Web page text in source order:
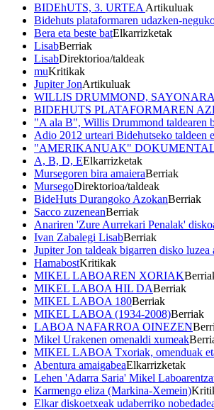
BIDEhUTS, 3. URTEA Artikuluak
Bidehuts plataformaren udazken-
Bera eta beste batElkarrizketak
LisabBerriak
LisabDirektorioa/taldeak
muKritikak
Jupiter JonArtikuluak
WILLIS DRUMMOND,
BIDEHUTS PLATAFORMAREN
"A ala B", Willis Drummond taldearen
Adio 2012 urteari Bidehutseko taldeen
"AMERIKANUAK"
A, B, D, EElkarrizketak
Mursegoren bira amaieraBerriak
MursegoDirektorioa/taldeak
BideHuts Durangoko AzokanBerriak
Sacco zuzeneanBerriak
Anariren 'Zure Aurrekari Penalak'
Ivan Zabalegi LisabBerriak
Jupiter Jon taldeak bigarren disko
HamabostKritikak
MIKEL LABOAREN XORIAK
MIKEL LABOA HIL DABerriak
MIKEL LABOA 180Berriak
MIKEL LABOA (1934-2008)Berriak
LABOA NAFARROA OINEZEN
Mikel Urakenen omenaldi xumeak
MIKEL LABOA Txoriak, omenduak
Abentura amaigabeaElkarrizketak
Lehen 'Adarra Saria' Mikel
Karmengo eliza (Markina-Xemein)
Elkar diskoetxeak udaberriko